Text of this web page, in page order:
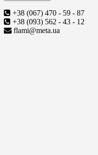
+38 (067) 470 - 59 - 87
+38 (093) 562 - 43 - 12
flami@meta.ua